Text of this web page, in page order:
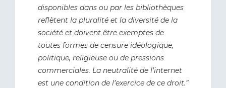
disponibles dans ou par les bibliothèques
reflètent la pluralité et la diversité de la
société et doivent être exemptes de
toutes formes de censure idéologique,
politique, religieuse ou de pressions
commerciales. La neutralité de l’internet
est une condition de l’exercice de ce droit.”